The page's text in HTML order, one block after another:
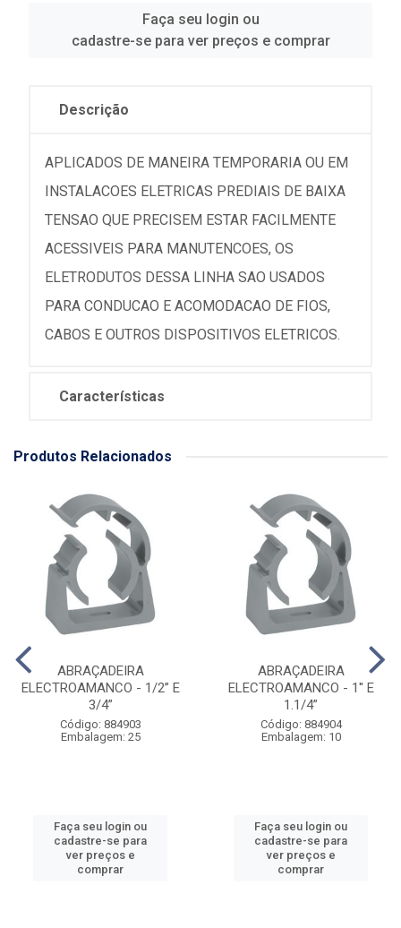
Faça seu login ou
cadastre-se para ver preços e comprar
Descrição
APLICADOS DE MANEIRA TEMPORARIA OU EM
INSTALACOES ELETRICAS PREDIAIS DE BAIXA
TENSAO QUE PRECISEM ESTAR FACILMENTE
ACESSIVEIS PARA MANUTENCOES, OS
ELETRODUTOS DESSA LINHA SAO USADOS
PARA CONDUCAO E ACOMODACAO DE FIOS,
CABOS E OUTROS DISPOSITIVOS ELETRICOS.
Características
Produtos Relacionados
ABRAÇADEIRA
ELECTROAMANCO - 1/2” E
3/4”
Código: 884903
Embalagem: 25
Faça seu login ou
cadastre-se para
ver preços e
comprar
ABRAÇADEIRA
ELECTROAMANCO - 1'' E
1.1/4”
Código: 884904
Embalagem: 10
Faça seu login ou
cadastre-se para
ver preços e
comprar